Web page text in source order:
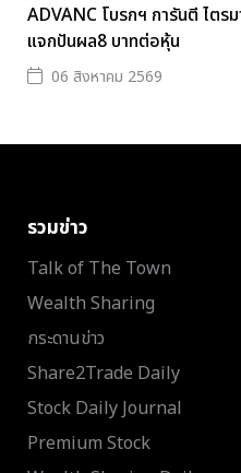
ADVANC โบรกฯ การันตี ไตร
แจกปันผล8 บาทต่อหุ้น
06 สิงหาคม 2569
รวมข่าว
Talk of The Town
Wealth Sharing
กระดานข่าว
Share2Trade Daily
Stock Daily Journal
Premium Stock